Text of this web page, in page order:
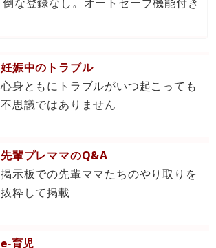
妊娠中のトラブル
心身ともにトラブルがいつ起こっても
不思議ではありません
先輩プレママのQ&A
掲示板での先輩ママたちのやり取りを
抜粋して掲載
e-育児